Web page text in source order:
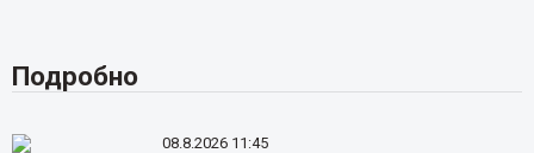
Подробно
08.8.2026 11:45